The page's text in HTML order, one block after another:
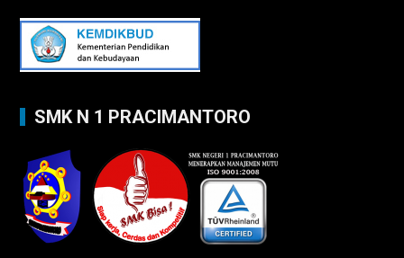
SMK N 1 PRACIMANTORO